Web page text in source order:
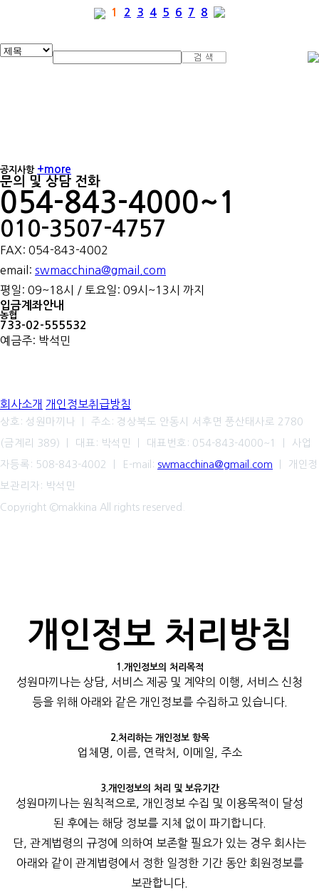
1 2 3 4 5 6 7 8
공지사항 +more
문의 및 상담 전화
054-843-4000~1
010-3507-4757
FAX: 054-843-4002
email: swmacchina@gmail.com
평일: 09~18시 / 토요일: 09시~13시 까지
입금계좌안내
농협
733-02-555532
예금주: 박석민
회사소개 개인정보취급방침
상호: 성원마끼나 ㅣ 주소: 경상북도 안동시 서후면 풍산태사로 2780
(금계리 389) ㅣ 대표: 박석민 ㅣ 대표번호: 054-843-4000~1 ㅣ 사업
자등록: 508-843-4002 ㅣ E-mail: swmacchina@gmail.com ㅣ 개인정
보관리자: 박석민
Copyright ©makkina All rights reserved.
개인정보 처리방침
1.개인정보의 처리목적
성원마끼나는 상담, 서비스 제공 및 계약의 이행, 서비스 신청
등을 위해 아래와 같은 개인정보를 수집하고 있습니다.
2.처리하는 개인정보 항목
업체명, 이름, 연락처, 이메일, 주소
3.개인정보의 처리 및 보유기간
성원마끼나는 원칙적으로, 개인정보 수집 및 이용목적이 달성
된 후에는 해당 정보를 지체 없이 파기합니다.
단, 관계법령의 규정에 의하여 보존할 필요가 있는 경우 회사는
아래와 같이 관계법령에서 정한 일정한 기간 동안 회원정보를
보관합니다.